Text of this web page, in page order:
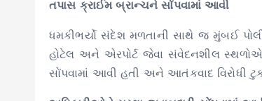
તપાસ ક્રાઈમ બ્રાન્ચને સોંપવામાં આવી
ધમકીભર્યો સંદેશ મળતાની સાથે જ મુંબઈ પોલીસ
હોટેલ અને એરપોર્ટ જેવા સંવેદનશીલ સ્થળોએ
સોંપવામાં આવી હતી અને આતંકવાદ વિરોધી